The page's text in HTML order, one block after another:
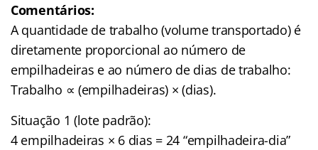
Comentários:
A quantidade de trabalho (volume transportado) é
diretamente proporcional ao número de
empilhadeiras e ao número de dias de trabalho:
Trabalho ∝ (empilhadeiras) × (dias).
Situação 1 (lote padrão):
4 empilhadeiras × 6 dias = 24 “empilhadeira-dia”